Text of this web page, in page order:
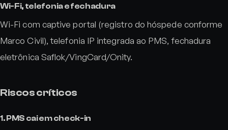
Wi-Fi, telefonia e fechadura
Wi-Fi com captive portal (registro do hóspede conforme
Marco Civil), telefonia IP integrada ao PMS, fechadura
eletrônica Saflok/VingCard/Onity.
Riscos críticos
1. PMS cai em check-in